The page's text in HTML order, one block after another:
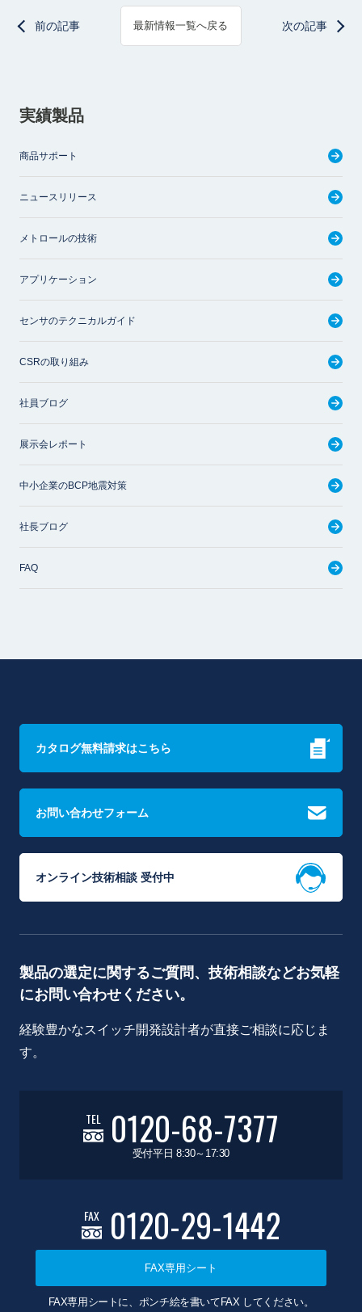
前の記事 最新情報一覧へ戻る 次の記事
実績製品
商品サポート
ニュースリリース
メトロールの技術
アプリケーション
センサのテクニカルガイド
CSRの取り組み
社員ブログ
展示会レポート
中小企業のBCP地震対策
社長ブログ
FAQ
カタログ無料請求はこちら
お問い合わせフォーム
オンライン技術相談 受付中
製品の選定に関するご質問、技術相談などお気軽
にお問い合わせください。
経験豊かなスイッチ開発設計者が直接ご相談に応じま
す。
TEL 0120-68-7377
受付平日 8:30～17:30
FAX 0120-29-1442
FAX専用シート
FAX専用シートに、ポンチ絵を書いてFAX してください。